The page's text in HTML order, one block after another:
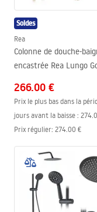
Soldes
Rea
Colonne de douche-
encastrée Rea Lungo
266.00 €
Prix le plus bas dans la
jours avant la baisse :
Prix régulier: 274.00 €